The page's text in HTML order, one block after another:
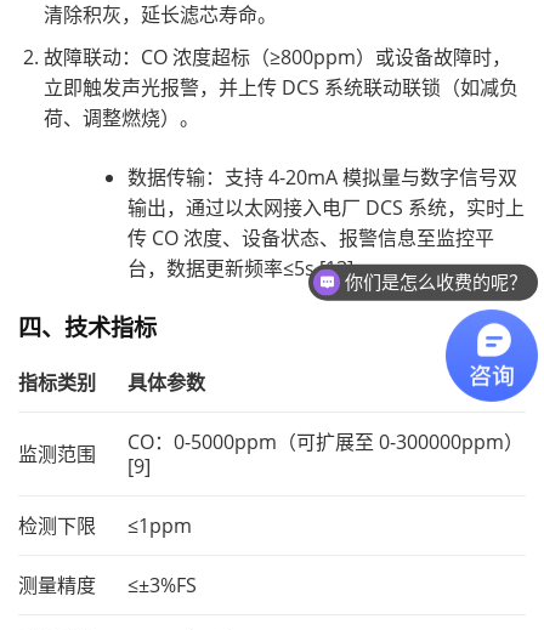
清除积灰，延长滤芯寿命。
故障联动：CO 浓度超标（≥800ppm）或设备故障时，
立即触发声光报警，并上传 DCS 系统联动联锁（如减负
荷、调整燃烧）。
数据传输：支持 4-20mA 模拟量与数字信号双
输出，通过以太网接入电厂 DCS 系统，实时上
传 CO 浓度、设备状态、报警信息至监控平
台，数据更新频率≤5s [13]。
四、技术指标
指标类别 具体参数
监测范围
CO：0-5000ppm（可扩展至 0-300000ppm）
[9]
检测下限 ≤1ppm
测量精度 ≤±3%FS
你们是怎么收费的呢？